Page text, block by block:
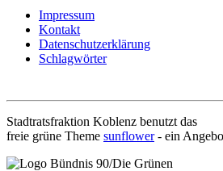
Impressum
Kontakt
Datenschutzerklärung
Schlagwörter
Stadtratsfraktion Koblenz benutzt das
freie grüne Theme sunflower‐ ein